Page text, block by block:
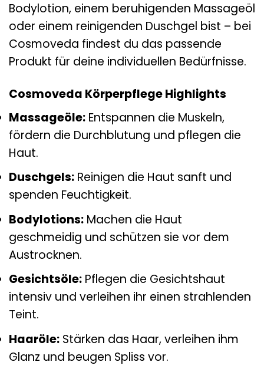
Bodylotion, einem beruhigenden Massageöl
oder einem reinigenden Duschgel bist – bei
Cosmoveda findest du das passende
Produkt für deine individuellen Bedürfnisse.
Cosmoveda Körperpflege Highlights
Massageöle: Entspannen die Muskeln,
fördern die Durchblutung und pflegen die
Haut.
Duschgels: Reinigen die Haut sanft und
spenden Feuchtigkeit.
Bodylotions: Machen die Haut
geschmeidig und schützen sie vor dem
Austrocknen.
Gesichtsöle: Pflegen die Gesichtshaut
intensiv und verleihen ihr einen strahlenden
Teint.
Haaröle: Stärken das Haar, verleihen ihm
Glanz und beugen Spliss vor.